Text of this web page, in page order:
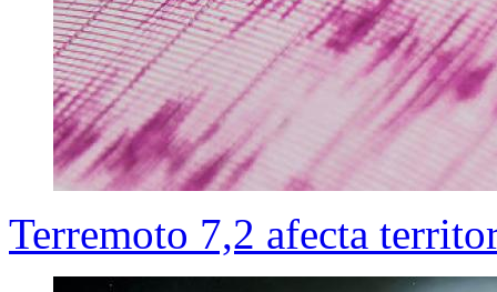
Terremoto 7,2 afecta